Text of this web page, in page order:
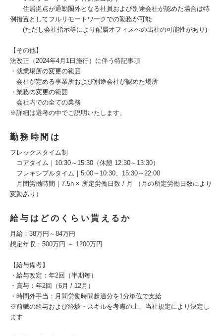
住居拠点が通勤圏外となる社員および別途会社が認めた場合は特
例措置としてフルリモートワークでの勤務が可能
(ただし会社指示等により配属オフィスへの出社の可能性があり)
【その他】
法改正（2024年4月1日施行）に伴う特記事項
・就業場所の変更の範囲
会社が定める事業所および別途会社が認めた場所
・業務の変更の範囲
会社内での全ての業務
※詳細は選考の中でご説明いたします。
勤務時間は
フレックスタイム制
コアタイム｜10:30～15:30（休憩 12:30～13:30）
フレキシブルタイム｜5:00～10:30、15:30～22:00
月間労働時間｜7.5h × 所定労働日数 / 月 （月の所定労働日数により
変動あり）
給与はどのくらい貰えるか
月給：38万円～84万円
想定年収：500万円 ～ 1200万円
【給与備考】
・給与改定：年2回（半期毎）
・賞与：年2回（6月 / 12月）
・時間外手当：月間労働時間超過分を1分単位で支給
※前職の給与および経験・スキルを考慮の上、当社規定により決定し
ます